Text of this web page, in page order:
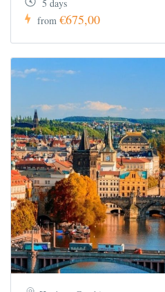
1ηημέρα : Πτήση για
|Νίκαια
Συγκέντρωση στο
Μασσαλία. Άφιξη,
αναχώρηση για μια
πολύχρωμη πρωτεύουσα
5 days
from €675,00